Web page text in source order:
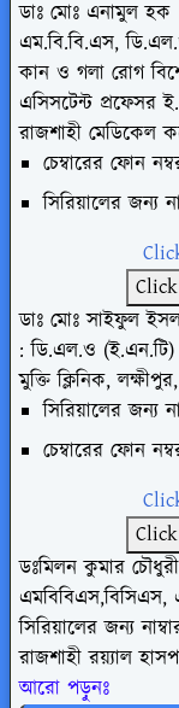
ডাঃ মোঃ এনামুল হক
এম.বি.বি.এস,
কান ও গলা রোগ
এসিসটেন্ট প্রফেসর
রাজশাহী মেডিকেল
চেম্বারের ফোন
সিরিয়ালের জন্য
ডাঃ মোঃ সাইফুল
: ডি.এল.ও (ই.এন.টি)
মুক্তি ক্লিনিক,
সিরিয়ালের জন্য
চেম্বারের ফোন
ডঃমিলন কুমার চৌধুরী
সিরিয়ালের জন্য
রাজশাহী রয়্যাল
আরো পড়ুনঃ